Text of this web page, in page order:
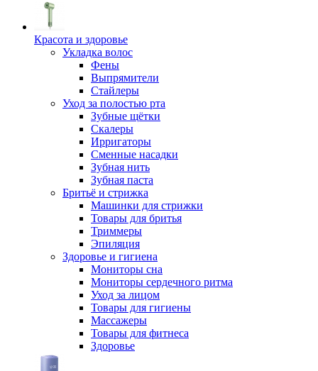
Красота и здоровье
Укладка волос
Фены
Выпрямители
Стайлеры
Уход за полостью рта
Зубные щётки
Скалеры
Ирригаторы
Сменные насадки
Зубная нить
Зубная паста
Бритьё и стрижка
Машинки для стрижки
Товары для бритья
Триммеры
Эпиляция
Здоровье и гигиена
Мониторы сна
Мониторы сердечного ритма
Уход за лицом
Товары для гигиены
Массажеры
Товары для фитнеса
Здоровье